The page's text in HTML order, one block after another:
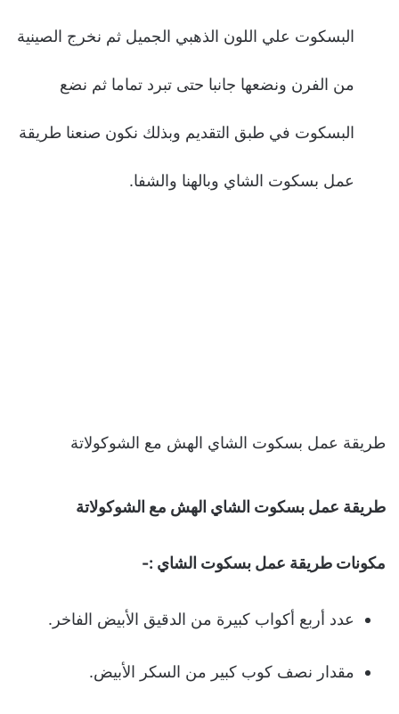
البسكوت علي اللون الذهبي الجميل ثم نخرج الصينية
من الفرن ونضعها جانبا حتى تبرد تماما ثم نضع
البسكوت في طبق التقديم وبذلك نكون صنعنا طريقة
عمل بسكوت الشاي وبالهنا والشفا.
طريقة عمل بسكوت الشاي الهش مع الشوكولاتة
طريقة عمل بسكوت الشاي الهش مع الشوكولاتة
مكونات طريقة عمل بسكوت الشاي :-
عدد أربع أكواب كبيرة من الدقيق الأبيض الفاخر.
مقدار نصف كوب كبير من السكر الأبيض.